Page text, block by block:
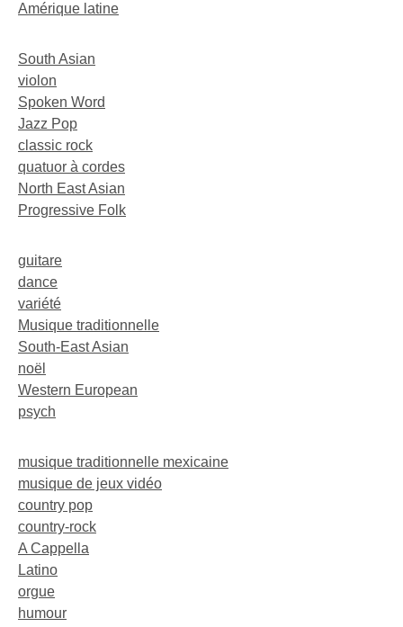
Amérique latine
South Asian
violon
Spoken Word
Jazz Pop
classic rock
quatuor à cordes
North East Asian
Progressive Folk
guitare
dance
variété
Musique traditionnelle
South-East Asian
noël
Western European
psych
musique traditionnelle mexicaine
musique de jeux vidéo
country pop
country-rock
A Cappella
Latino
orgue
humour